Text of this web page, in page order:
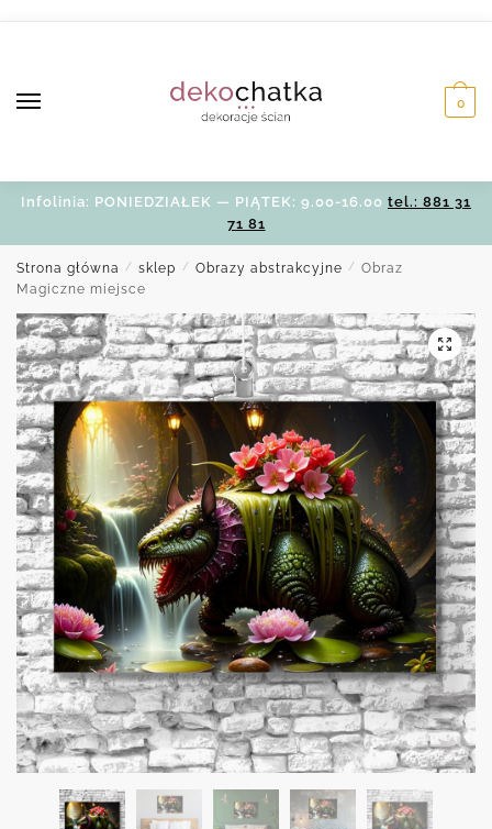
0
Infolinia: PONIEDZIAŁEK — PIĄTEK: 9.00-16.00 tel.: 881 31
71 81
Strona główna / sklep / Obrazy abstrakcyjne / Obraz
Magiczne miejsce